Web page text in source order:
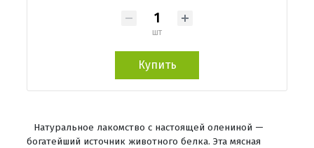
шт
Купить
Натуральное лакомство с настоящей олениной —
богатейший источник животного белка. Эта мясная